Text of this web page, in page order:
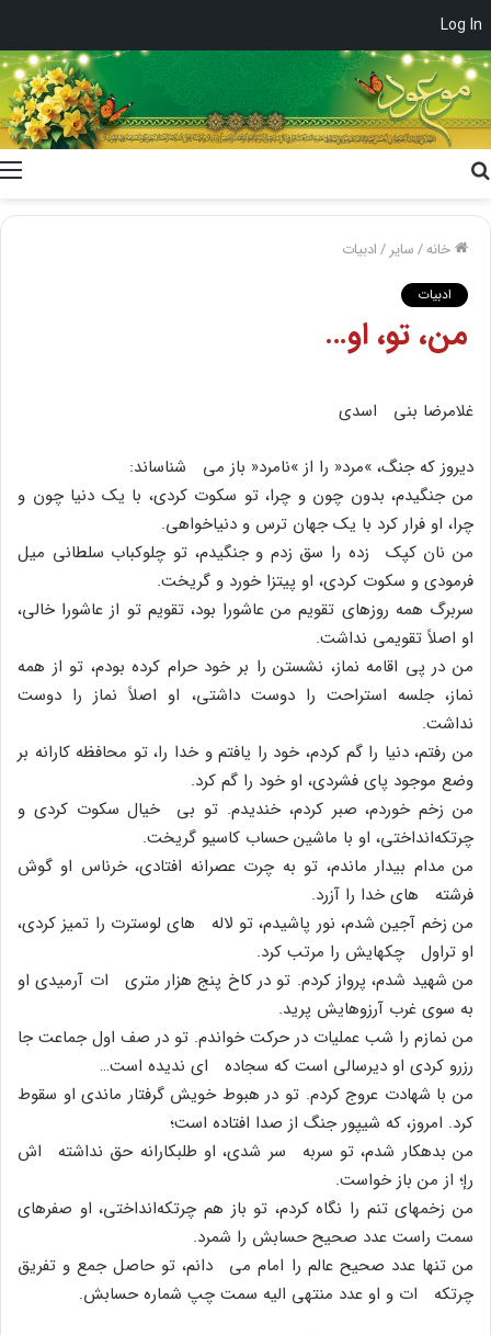
Log In
خانه/سایر /ادبیات
ادبیات
من، تو، او…
غلامرضا بنى اسدى
دیروز که جنگ، »مرد« را از »نامرد« باز مى شناساند:
من جنگیدم، بدون چون و چرا، تو سکوت کردى، با یک دنیا چون و
چرا، او فرار کرد با یک جهان ترس و دنیاخواهى.
من نان کپک زده را سق زدم و جنگیدم، تو چلوکباب سلطانى میل
فرمودى و سکوت کردى، او پیتزا خورد و گریخت.
سربرگ همه روزهاى تقویم من عاشورا بود، تقویم تو از عاشورا خالى،
او اصلاً تقویمى نداشت.
من در پى اقامه نماز، نشستن را بر خود حرام کرده بودم، تو از همه
نماز، جلسه استراحت را دوست داشتى، او اصلاً نماز را دوست
نداشت.
من رفتم، دنیا را گم کردم، خود را یافتم و خدا را، تو محافظه کارانه بر
وضع موجود پاى فشردى، او خود را گم کرد.
من زخم خوردم، صبر کردم، خندیدم. تو بى خیال سکوت کردى و
چرتکه‌انداختى، او با ماشین حساب کاسیو گریخت.
من مدام بیدار ماندم، تو به چرت عصرانه افتادى، خرناس او گوش
فرشته هاى خدا را آزرد.
من زخم آجین شدم، نور پاشیدم، تو لاله هاى لوسترت را تمیز کردى،
او تراول چکهایش را مرتب کرد.
من شهید شدم، پرواز کردم. تو در کاخ پنج هزار مترى ات آرمیدى او
به سوى غرب آرزوهایش پرید.
من نمازم را شب عملیات در حرکت خواندم. تو در صف اول جماعت جا
رزرو کردى او دیرسالى است که سجاده اى ندیده است…
من با شهادت عروج کردم. تو در هبوط خویش گرفتار ماندى او سقوط
کرد. امروز، که شیپور جنگ از صدا افتاده است؛
من بدهکار شدم، تو سربه سر شدى، او طلبکارانه حق نداشته اش
رإ؛ از من باز خواست.
من زخمهاى تنم را نگاه کردم، تو باز هم چرتکه‌انداختى، او صفرهاى
سمت راست عدد صحیح حسابش را شمرد.
من تنها عدد صحیح عالم را امام مى دانم، تو حاصل جمع و تفریق
چرتکه ات و او عدد منتهى الیه سمت چپ شماره حسابش.